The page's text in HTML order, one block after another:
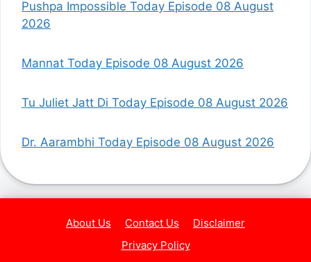
Pushpa Impossible Today Episode 08 August
2026
Mannat Today Episode 08 August 2026
Tu Juliet Jatt Di Today Episode 08 August 2026
Dr. Aarambhi Today Episode 08 August 2026
About Us Contact Us
Disclaimer
Privacy Policy